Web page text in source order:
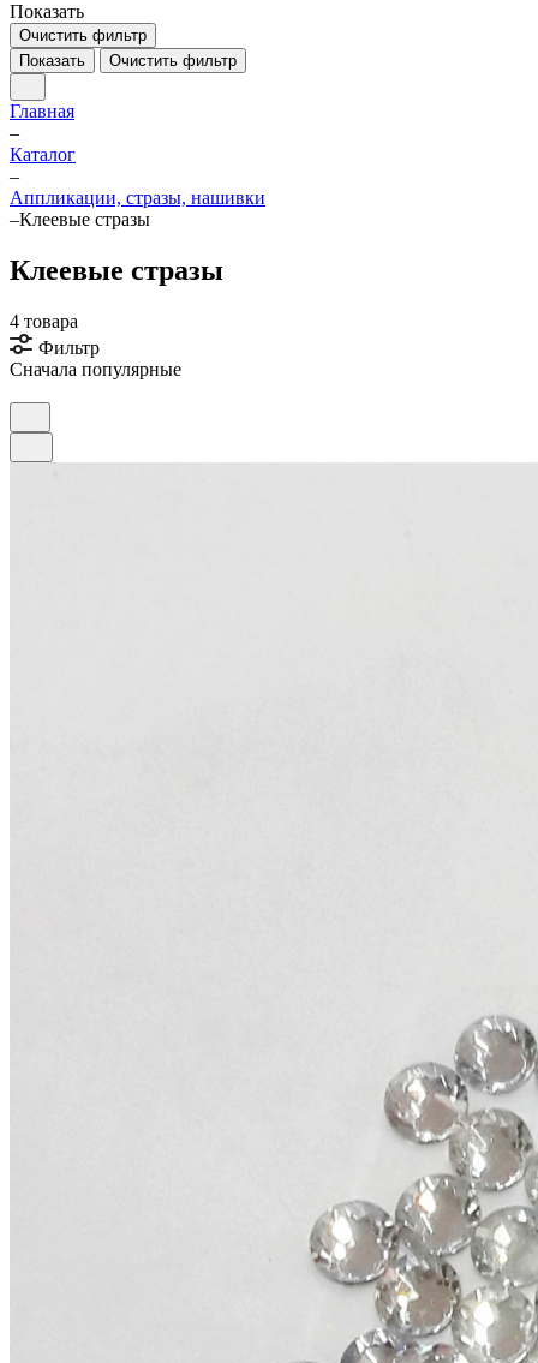
Показать
Очистить фильтр
Показать
Очистить фильтр
Главная
–
Каталог
–
Аппликации, стразы, нашивки
–Клеевые стразы
Клеевые стразы
4 товара
Фильтр
Сначала популярные